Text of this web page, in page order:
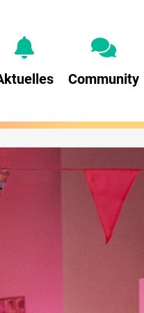
Community